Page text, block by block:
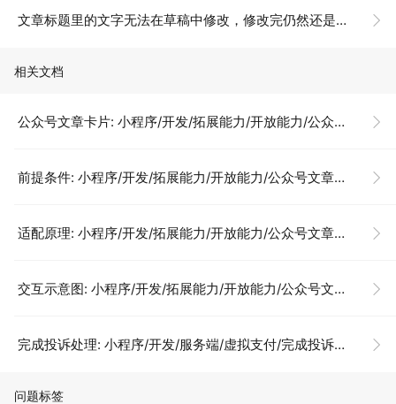
文章标题里的文字无法在草稿中修改，修改完仍然还是原来的文字？
相关文档
公众号文章卡片: 小程序/开发/拓展能力/开放能力/公众号文章卡片
前提条件: 小程序/开发/拓展能力/开放能力/公众号文章卡片
适配原理: 小程序/开发/拓展能力/开放能力/公众号文章卡片
交互示意图: 小程序/开发/拓展能力/开放能力/公众号文章卡片
完成投诉处理: 小程序/开发/服务端/虚拟支付/完成投诉处理
问题标签